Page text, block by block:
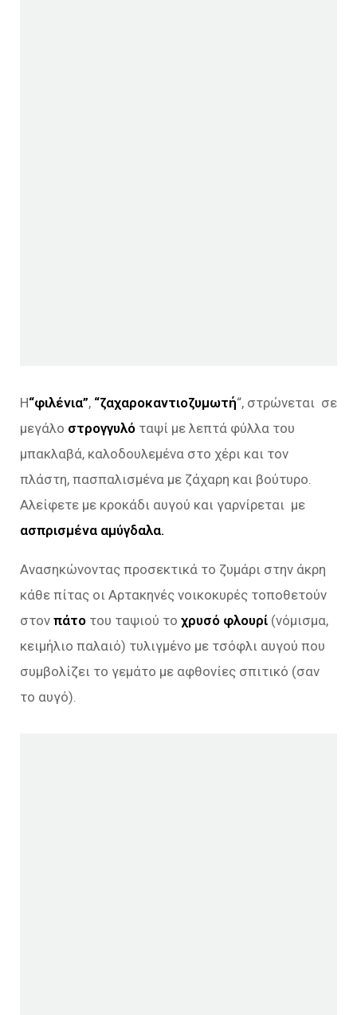
Η“φιλένια”, “ζαχαροκαντιοζυμωτή“, στρώνεται σε
μεγάλο στρογγυλό ταψί με λεπτά φύλλα του
μπακλαβά, καλοδουλεμένα στο χέρι και τον
πλάστη, πασπαλισμένα με ζάχαρη και βούτυρο.
Αλείφετε με κροκάδι αυγού και γαρνίρεται με
ασπρισμένα αμύγδαλα.
Ανασηκώνοντας προσεκτικά το ζυμάρι στην άκρη
κάθε πίτας οι Αρτακηνές νοικοκυρές τοποθετούν
στον πάτο του ταψιού το χρυσό φλουρί (νόμισμα,
κειμήλιο παλαιό) τυλιγμένο με τσόφλι αυγού που
συμβολίζει το γεμάτο με αφθονίες σπιτικό (σαν
το αυγό).